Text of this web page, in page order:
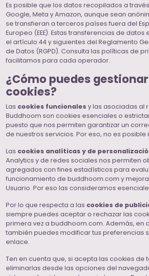
Es posible que los datos recopilados a
Google, Meta y Amazon, aunque sean
se transfieran a terceros países fuera del
Europeo (EEE). Estas transferencias de
el artículo 44 y siguientes del Reglamento
de Datos (RGPD). Consulta las políticas de
facilitamos para cada operador.
¿Cómo puedes
cookies?
Las cookies funcionales y las asociadas al
Buddhoom son cookies esenciales o
puesto que nos permiten garantizar un
de nuestros servicios. Por eso, no es posible
Las cookies analíticas y de
Analytics y de redes sociales nos permiten
agregados con fines estadísticos para
funcionamiento de buddhoom.com y
Usuario. Por eso las consideramos
Por lo que respecta a las cookies de
siempre puedes aceptar o rechazar las
primera vez a buddhoom.com. Además, en
también puedes modificar tus preferencias
enlace.
Ten en cuenta que, si acepta las cookies de
eliminarlas desde las opciones del